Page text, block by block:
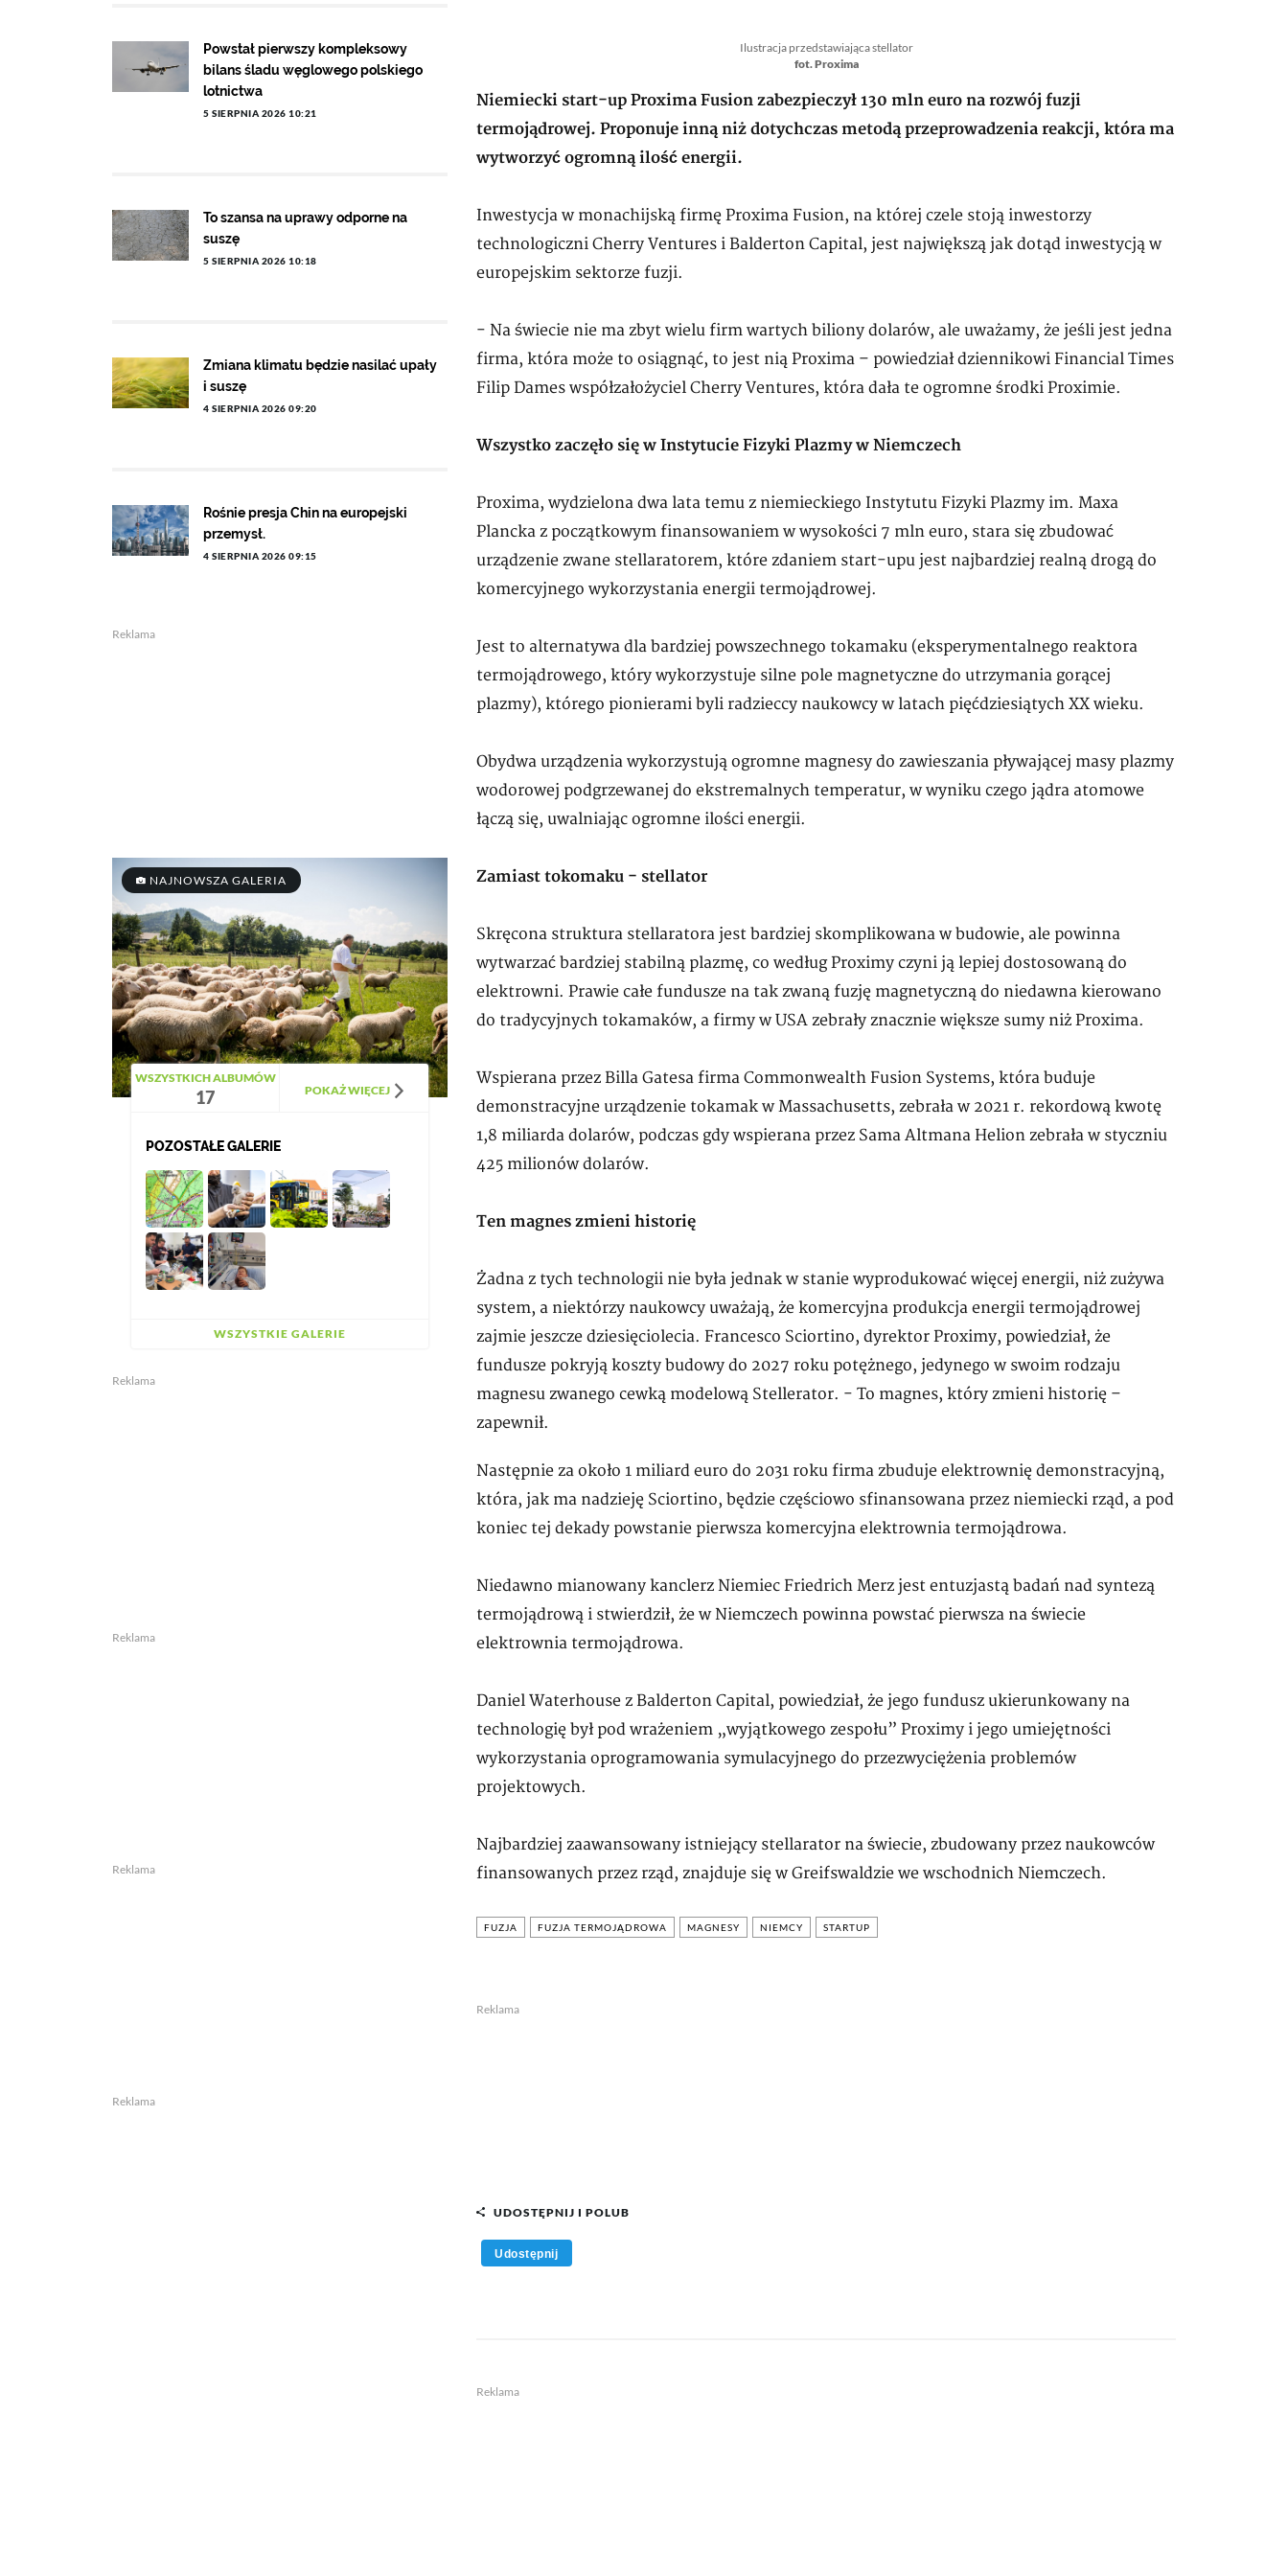
Ilustracja przedstawiająca stellator
fot. Proxima
Niemiecki start-up Proxima Fusion zabezpieczył 130 mln euro na rozwój fuzji
termojądrowej. Proponuje inną niż dotychczas metodą przeprowadzenia reakcji, która ma
wytworzyć ogromną ilość energii.
Inwestycja w monachijską firmę Proxima Fusion, na której czele stoją inwestorzy
technologiczni Cherry Ventures i Balderton Capital, jest największą jak dotąd inwestycją w
europejskim sektorze fuzji.
- Na świecie nie ma zbyt wielu firm wartych biliony dolarów, ale uważamy, że jeśli jest jedna
firma, która może to osiągnąć, to jest nią Proxima – powiedział dziennikowi Financial Times
Filip Dames współzałożyciel Cherry Ventures, która dała te ogromne środki Proximie.
Wszystko zaczęło się w Instytucie Fizyki Plazmy w Niemczech
Proxima, wydzielona dwa lata temu z niemieckiego Instytutu Fizyki Plazmy im. Maxa
Plancka z początkowym finansowaniem w wysokości 7 mln euro, stara się zbudować
urządzenie zwane stellaratorem, które zdaniem start-upu jest najbardziej realną drogą do
komercyjnego wykorzystania energii termojądrowej.
Jest to alternatywa dla bardziej powszechnego tokamaku (eksperymentalnego reaktora
termojądrowego, który wykorzystuje silne pole magnetyczne do utrzymania gorącej
plazmy), którego pionierami byli radzieccy naukowcy w latach pięćdziesiątych XX wieku.
Obydwa urządzenia wykorzystują ogromne magnesy do zawieszania pływającej masy plazmy
wodorowej podgrzewanej do ekstremalnych temperatur, w wyniku czego jądra atomowe
łączą się, uwalniając ogromne ilości energii.
Zamiast tokomaku - stellator
Skręcona struktura stellaratora jest bardziej skomplikowana w budowie, ale powinna
wytwarzać bardziej stabilną plazmę, co według Proximy czyni ją lepiej dostosowaną do
elektrowni. Prawie całe fundusze na tak zwaną fuzję magnetyczną do niedawna kierowano
do tradycyjnych tokamaków, a firmy w USA zebrały znacznie większe sumy niż Proxima.
Wspierana przez Billa Gatesa firma Commonwealth Fusion Systems, która buduje
demonstracyjne urządzenie tokamak w Massachusetts, zebrała w 2021 r. rekordową kwotę
1,8 miliarda dolarów, podczas gdy wspierana przez Sama Altmana Helion zebrała w styczniu
425 milionów dolarów.
Ten magnes zmieni historię
Żadna z tych technologii nie była jednak w stanie wyprodukować więcej energii, niż zużywa
system, a niektórzy naukowcy uważają, że komercyjna produkcja energii termojądrowej
zajmie jeszcze dziesięciolecia. Francesco Sciortino, dyrektor Proximy, powiedział, że
fundusze pokryją koszty budowy do 2027 roku potężnego, jedynego w swoim rodzaju
magnesu zwanego cewką modelową Stellerator. - To magnes, który zmieni historię –
zapewnił.
Następnie za około 1 miliard euro do 2031 roku firma zbuduje elektrownię demonstracyjną,
która, jak ma nadzieję Sciortino, będzie częściowo sfinansowana przez niemiecki rząd, a pod
koniec tej dekady powstanie pierwsza komercyjna elektrownia termojądrowa.
Niedawno mianowany kanclerz Niemiec Friedrich Merz jest entuzjastą badań nad syntezą
termojądrową i stwierdził, że w Niemczech powinna powstać pierwsza na świecie
elektrownia termojądrowa.
Daniel Waterhouse z Balderton Capital, powiedział, że jego fundusz ukierunkowany na
technologię był pod wrażeniem „wyjątkowego zespołu” Proximy i jego umiejętności
wykorzystania oprogramowania symulacyjnego do przezwyciężenia problemów
projektowych.
Najbardziej zaawansowany istniejący stellarator na świecie, zbudowany przez naukowców
finansowanych przez rząd, znajduje się w Greifswaldzie we wschodnich Niemczech.
FUZJA FUZJA TERMOJĄDROWA MAGNESY NIEMCY STARTUP
Reklama
UDOSTĘPNIJ I POLUB
Udostępnij
Reklama
Powstał pierwszy kompleksowy
bilans śladu węglowego polskiego
lotnictwa
5 SIERPNIA 2026 10:21
To szansa na uprawy odporne na
suszę
5 SIERPNIA 2026 10:18
Zmiana klimatu będzie nasilać upały
i suszę
4 SIERPNIA 2026 09:20
Rośnie presja Chin na europejski
przemysł.
4 SIERPNIA 2026 09:15
Reklama
NAJNOWSZA GALERIA
WSZYSTKICH ALBUMÓW
17 POKAŻ WIĘCEJ
POZOSTAŁE GALERIE
WSZYSTKIE GALERIE
Reklama
Reklama
Reklama
Reklama